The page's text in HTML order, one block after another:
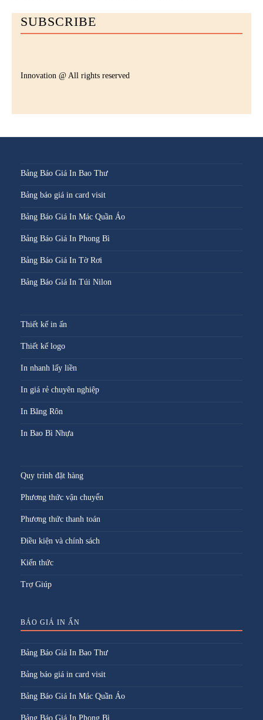
SUBSCRIBE
Innovation @ All rights reserved
Bảng Báo Giá In Bao Thư
Bảng báo giá in card visit
Bảng Báo Giá In Mác Quần Áo
Bảng Báo Giá In Phong Bì
Bảng Báo Giá In Tờ Rơi
Bảng Báo Giá In Túi Nilon
Thiết kế in ấn
Thiết kế logo
In nhanh lấy liền
In giá rẻ chuyên nghiệp
In Băng Rôn
In Bao Bì Nhựa
Quy trình đặt hàng
Phương thức vận chuyển
Phương thức thanh toán
Điều kiện và chính sách
Kiến thức
Trợ Giúp
BÁO GIÁ IN ẤN
Bảng Báo Giá In Bao Thư
Bảng báo giá in card visit
Bảng Báo Giá In Mác Quần Áo
Bảng Báo Giá In Phong Bì